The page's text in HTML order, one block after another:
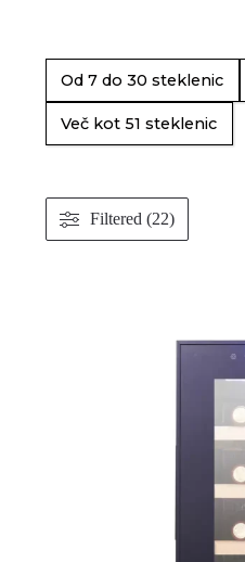
Od 7 do 30 steklenic
Več kot 51 steklenic
Filtered (22)